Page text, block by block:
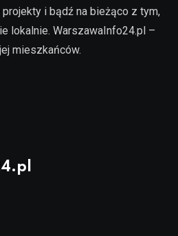
i bądź na bieżąco z tym,
lokalnie. WarszawaInfo24.pl –
mieszkańców.